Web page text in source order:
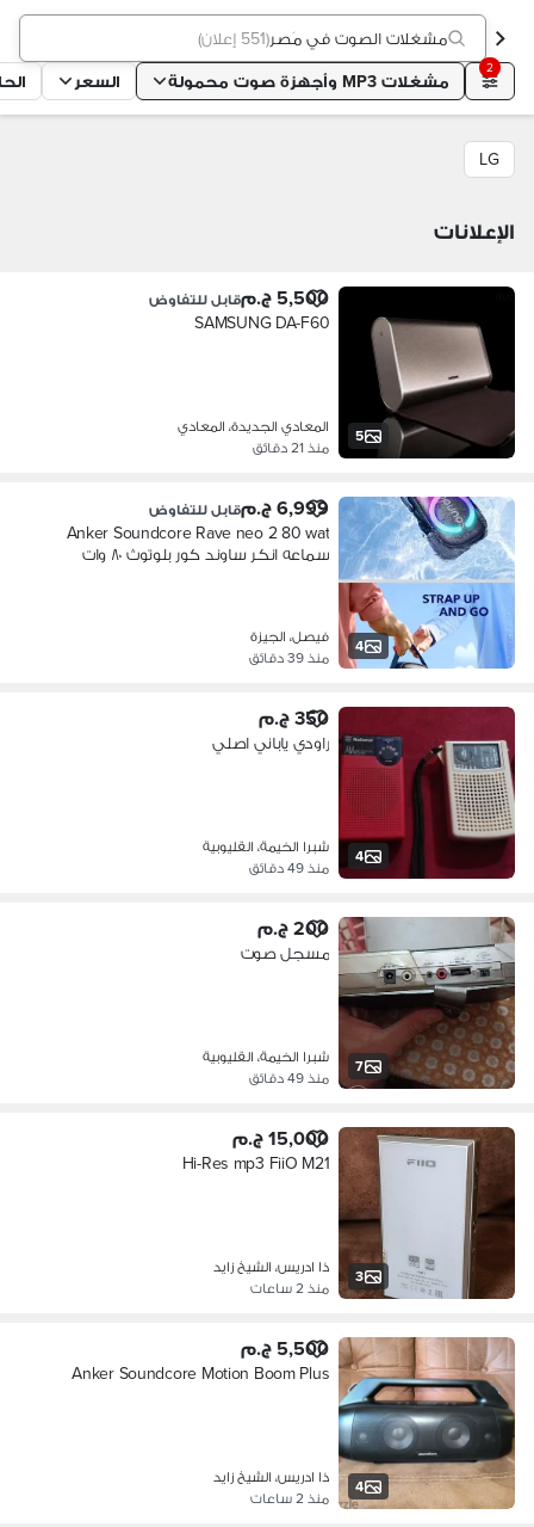
مشغلات الصوت في مَصر(551 إعلان )
2
مشغلات MP3 وأجهزة صوت محمولة السعر
LG
الإعلانات
5
5,500 ج.م قابل للتفاوض
SAMSUNG DA-F60
المعادي الجديدة، المعادي
منذ 21 دقائق
4
6,999 ج.م قابل للتفاوض
Anker Soundcore Rave neo 2 80 wat
سماعه انكر ساوند كور بلوتوث ٨٠ وات
فيصل، الجيزة
منذ 39 دقائق
4
350 ج.م
راودي ياباني اصلي
شبرا الخيمة، القليوبية
منذ 49 دقائق
7
200 ج.م
مسجل صوت
شبرا الخيمة، القليوبية
منذ 49 دقائق
3
15,000 ج.م
Hi-Res mp3 FiiO M21
ذا ادريس، الشيخ زايد
منذ 2 ساعات
4
5,500 ج.م
Anker Soundcore Motion Boom Plus
ذا ادريس، الشيخ زايد
منذ 2 ساعات